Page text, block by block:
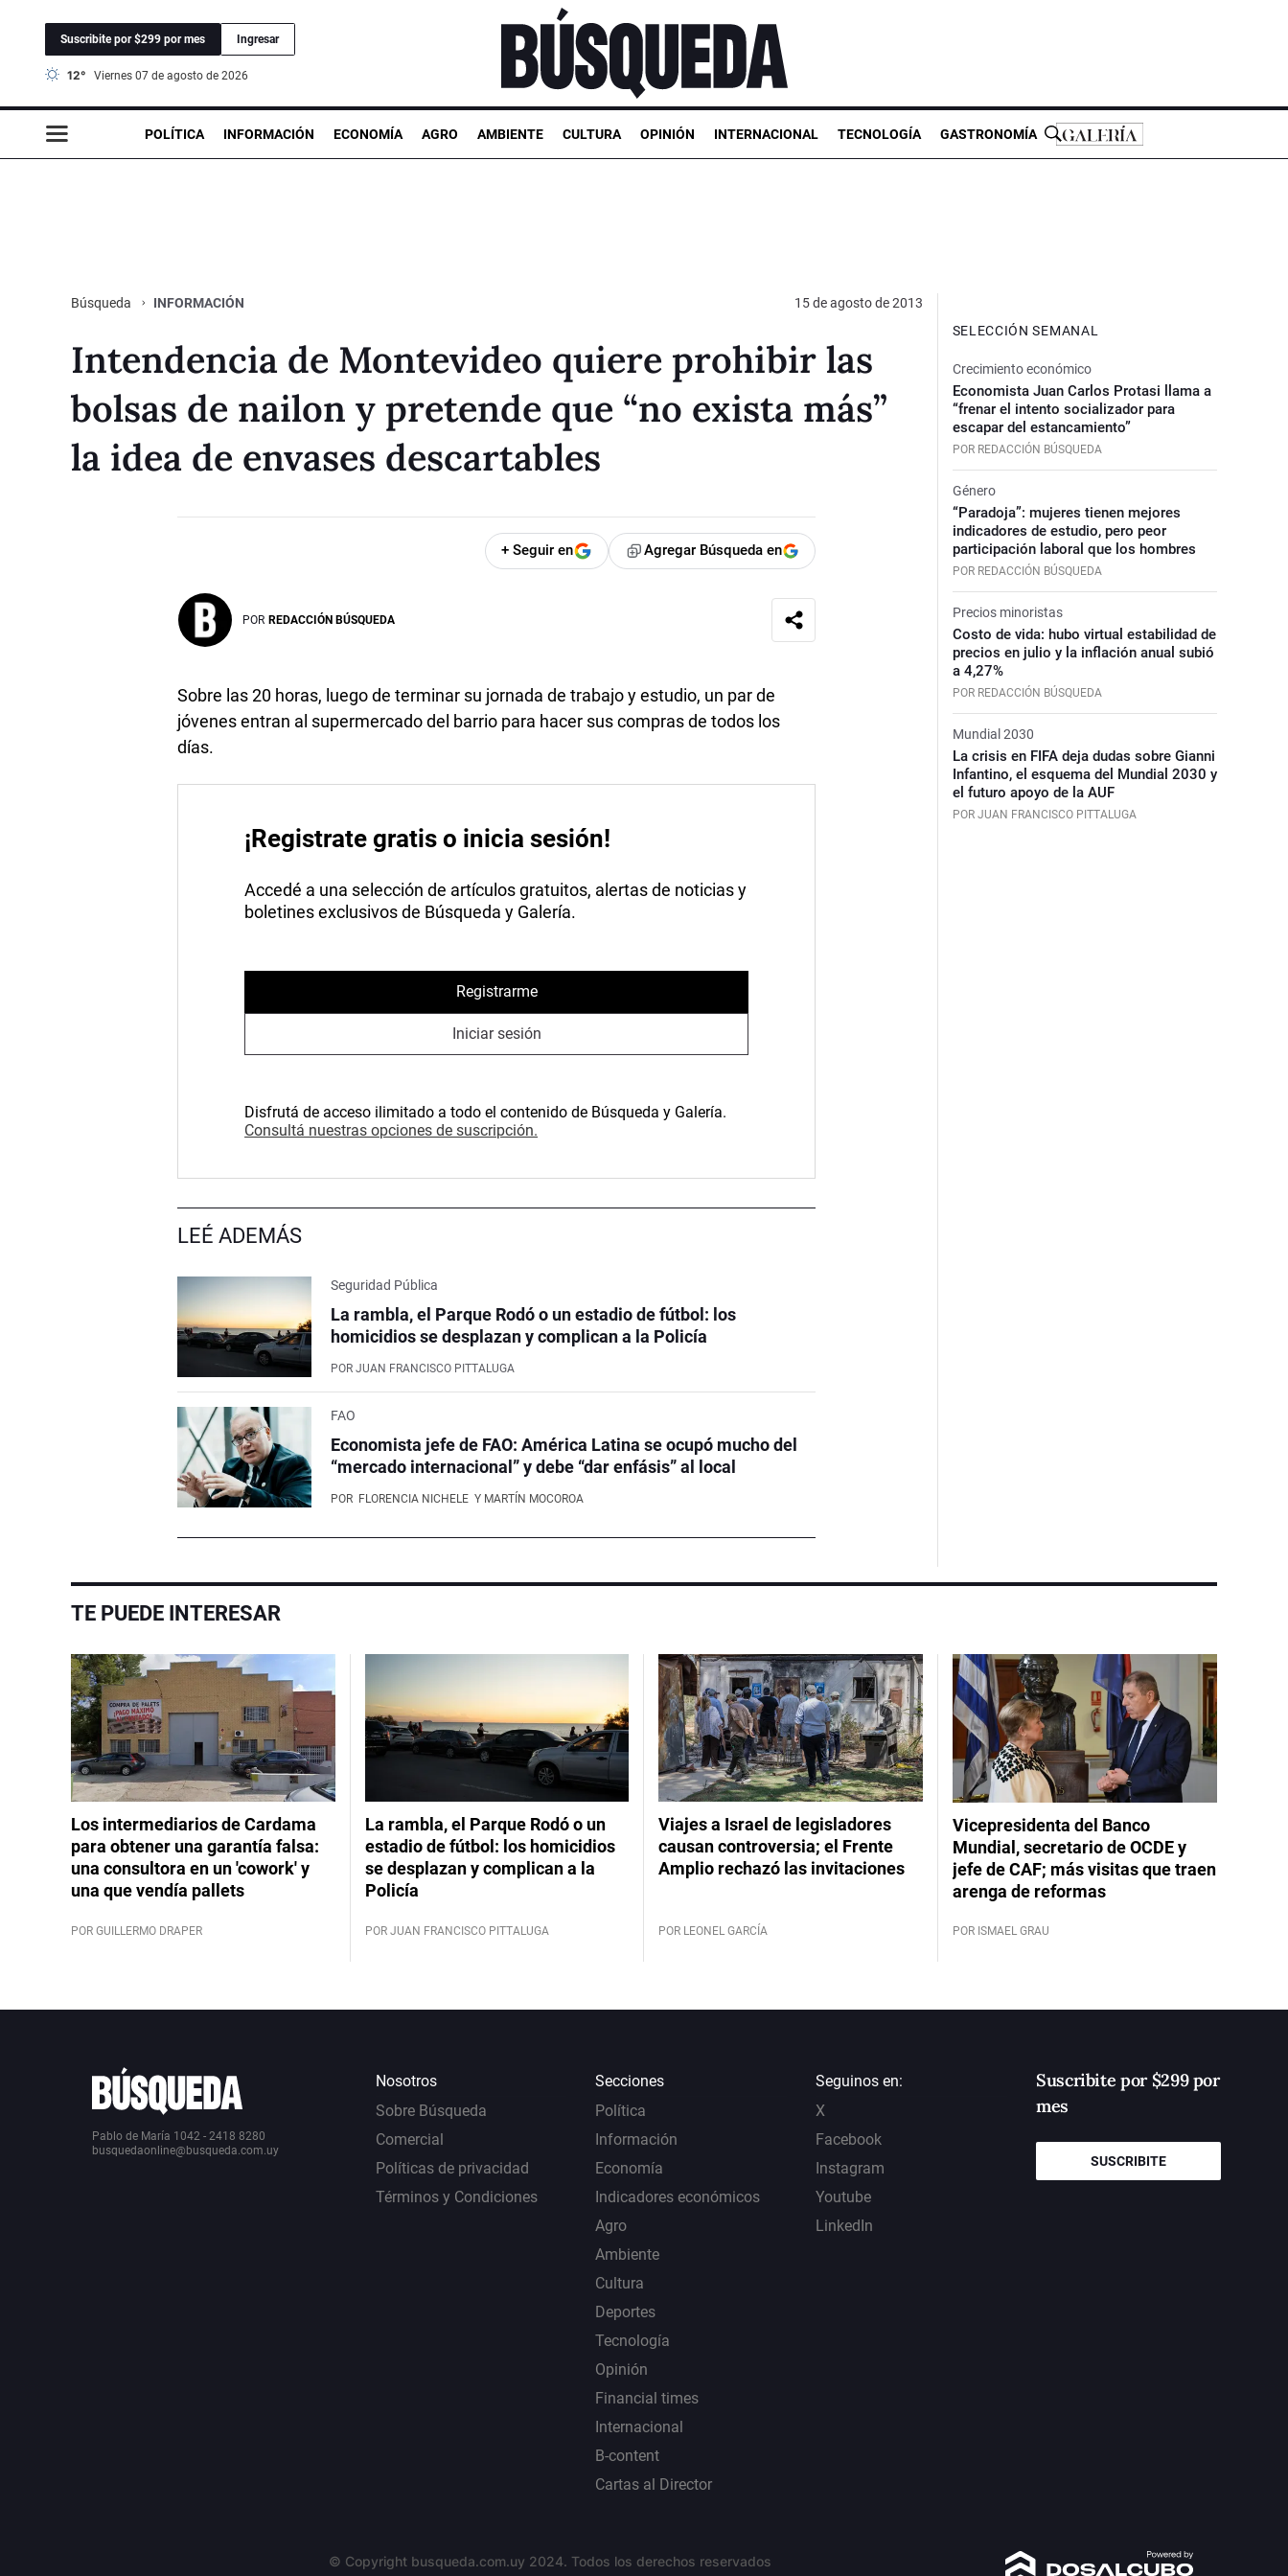
Suscribite por $299 por mes Ingresar
12° viernes 07 de agosto de 2026
POLÍTICA INFORMACIÓN ECONOMÍA AGRO AMBIENTE CULTURA OPINIÓN INTERNACIONAL TECNOLOGÍA GASTRONOMÍA
Búsqueda INFORMACIÓN 15 de agosto de 2013
Intendencia de Montevideo quiere prohibir las
bolsas de nailon y pretende que “no exista más”
la idea de envases descartables
+ Seguir en Agregar Búsqueda en
POR REDACCIÓN BÚSQUEDA
Sobre las 20 horas, luego de terminar su jornada de trabajo y estudio, un par de
jóvenes entran al supermercado del barrio para hacer sus compras de todos los
días.
¡Registrate gratis o inicia sesión!
Accedé a una selección de artículos gratuitos, alertas de noticias y
boletines exclusivos de Búsqueda y Galería.
Registrarme
Iniciar sesión
Disfrutá de acceso ilimitado a todo el contenido de Búsqueda y Galería.
Consultá nuestras opciones de suscripción.
LEÉ ADEMÁS
Seguridad Pública
La rambla, el Parque Rodó o un estadio de fútbol: los
homicidios se desplazan y complican a la Policía
POR JUAN FRANCISCO PITTALUGA
FAO
Economista jefe de FAO: América Latina se ocupó mucho del
“mercado internacional” y debe “dar enfásis” al local
POR FLORENCIA NICHELE Y MARTÍN MOCOROA
SELECCIÓN SEMANAL
Crecimiento económico
Economista Juan Carlos Protasi llama a
“frenar el intento socializador para
escapar del estancamiento”
POR REDACCIÓN BÚSQUEDA
Género
“Paradoja”: mujeres tienen mejores
indicadores de estudio, pero peor
participación laboral que los hombres
POR REDACCIÓN BÚSQUEDA
Precios minoristas
Costo de vida: hubo virtual estabilidad de
precios en julio y la inflación anual subió
a 4,27%
POR REDACCIÓN BÚSQUEDA
Mundial 2030
La crisis en FIFA deja dudas sobre Gianni
Infantino, el esquema del Mundial 2030 y
el futuro apoyo de la AUF
POR JUAN FRANCISCO PITTALUGA
TE PUEDE INTERESAR
Los intermediarios de Cardama
para obtener una garantía falsa:
una consultora en un 'cowork' y
una que vendía pallets
POR GUILLERMO DRAPER
La rambla, el Parque Rodó o un
estadio de fútbol: los homicidios
se desplazan y complican a la
Policía
POR JUAN FRANCISCO PITTALUGA
Viajes a Israel de legisladores
causan controversia; el Frente
Amplio rechazó las invitaciones
POR LEONEL GARCÍA
Vicepresidenta del Banco
Mundial, secretario de OCDE y
jefe de CAF; más visitas que traen
arenga de reformas
POR ISMAEL GRAU
Pablo de María 1042 - 2418 8280
busquedaonline@busqueda.com.uy
Nosotros
Sobre Búsqueda
Comercial
Políticas de privacidad
Términos y Condiciones
Secciones
Política
Información
Economía
Indicadores económicos
Agro
Ambiente
Cultura
Deportes
Tecnología
Opinión
Financial times
Internacional
B-content
Cartas al Director
Seguinos en:
X
Facebook
Instagram
Youtube
LinkedIn
Suscribite por $299 por
mes
SUSCRIBITE
© Copyright busqueda.com.uy 2024. Todos los derechos reservados